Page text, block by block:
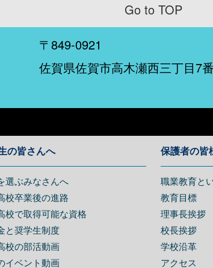
Go to TOP
〒849-0921
佐賀県佐賀市高木瀬西三丁目7
の皆さんへ
選ぶみなさんへ
校卒業後の進路
校で取得可能な資格
と奨学生制度
校の部活動画
イベント動画
保護者の皆
職業教育と
教育目標
理事長挨拶
校長挨拶
学校沿革
アクセス